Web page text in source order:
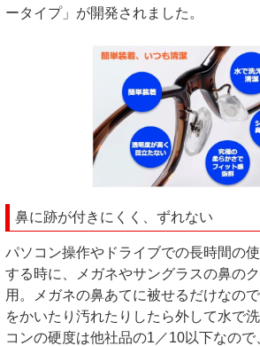
ータイプ」が開発されました。
鼻に跡が付きにくく、ずれない
パソコン操作やドライブでの長時間の
する時に、メガネやサングラスの鼻の
用。メガネの鼻あてに被せるだけなの
をかいたり汚れたりしたら外して水で
コンの硬度は他社品の1／10以下なの